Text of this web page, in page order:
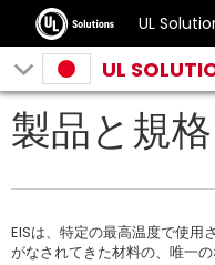
UL
UL
製品と規格
EISは、特定の最高温度で使用
がなされてきた材料の、唯一